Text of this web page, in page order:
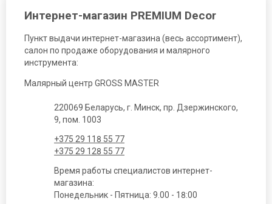
Интернет-магазин PREMIUM Decor
Пункт выдачи интернет-магазина (весь ассортимент),
салон по продаже оборудования и малярного
инструмента:
Малярный центр GROSS MASTER
220069 Беларусь, г. Минск, пр. Дзержинского,
9, пом. 1003
+375 29 118 55 77
+375 29 128 55 77
Время работы специалистов интернет-
магазина:
Понедельник - Пятница: 9.00 - 18:00